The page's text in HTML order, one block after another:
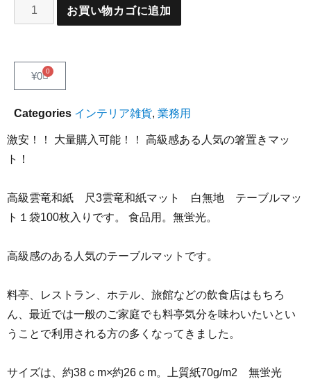
お買い物カゴに追加
¥0 0
Categories インテリア雑貨, 業務用
激安！！ 大量購入可能！！ 高級感ある人気の箸置きマッ
ト！
高級雲竜和紙 尺3雲竜和紙マット 白無地 テーブルマッ
ト１袋100枚入りです。 食品用。無蛍光。
高級感のある人気のテーブルマットです。
料亭、レストラン、ホテル、旅館などの飲食店はもちろ
ん、最近では一般のご家庭でも料亭気分を味わいたいとい
うことで利用される方の多くなってきました。
サイズは、約38ｃm×約26ｃm。上質紙70g/m2 無蛍光